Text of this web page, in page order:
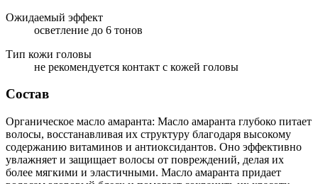
Ожидаемый эффект
осветление до 6 тонов
Тип кожи головы
не рекомендуется контакт с кожей головы
Состав
Органическое масло амаранта: Масло амаранта глубоко питает
волосы, восстанавливая их структуру благодаря высокому
содержанию витаминов и антиоксидантов. Оно эффективно
увлажняет и защищает волосы от повреждений, делая их
более мягкими и эластичными. Масло амаранта придает